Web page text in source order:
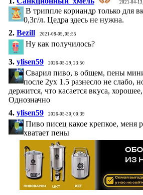
2021-04-
В триппле кориандр только для
0,3г/л. Цедра здесь не нужна.
2. Bezill 2021-08-09, 05:55
Ну как получилось?
3. ylisen59 2026-05-29, 23:50
Сварил пиво, в общем, пены
после 2ух 1.5 разнесло не слабо,
держится, что касается вкуса,
Однозначно
4. ylisen59 2026-05-30, 00:39
Пиво писец какое крепкое, меня
хватает пены